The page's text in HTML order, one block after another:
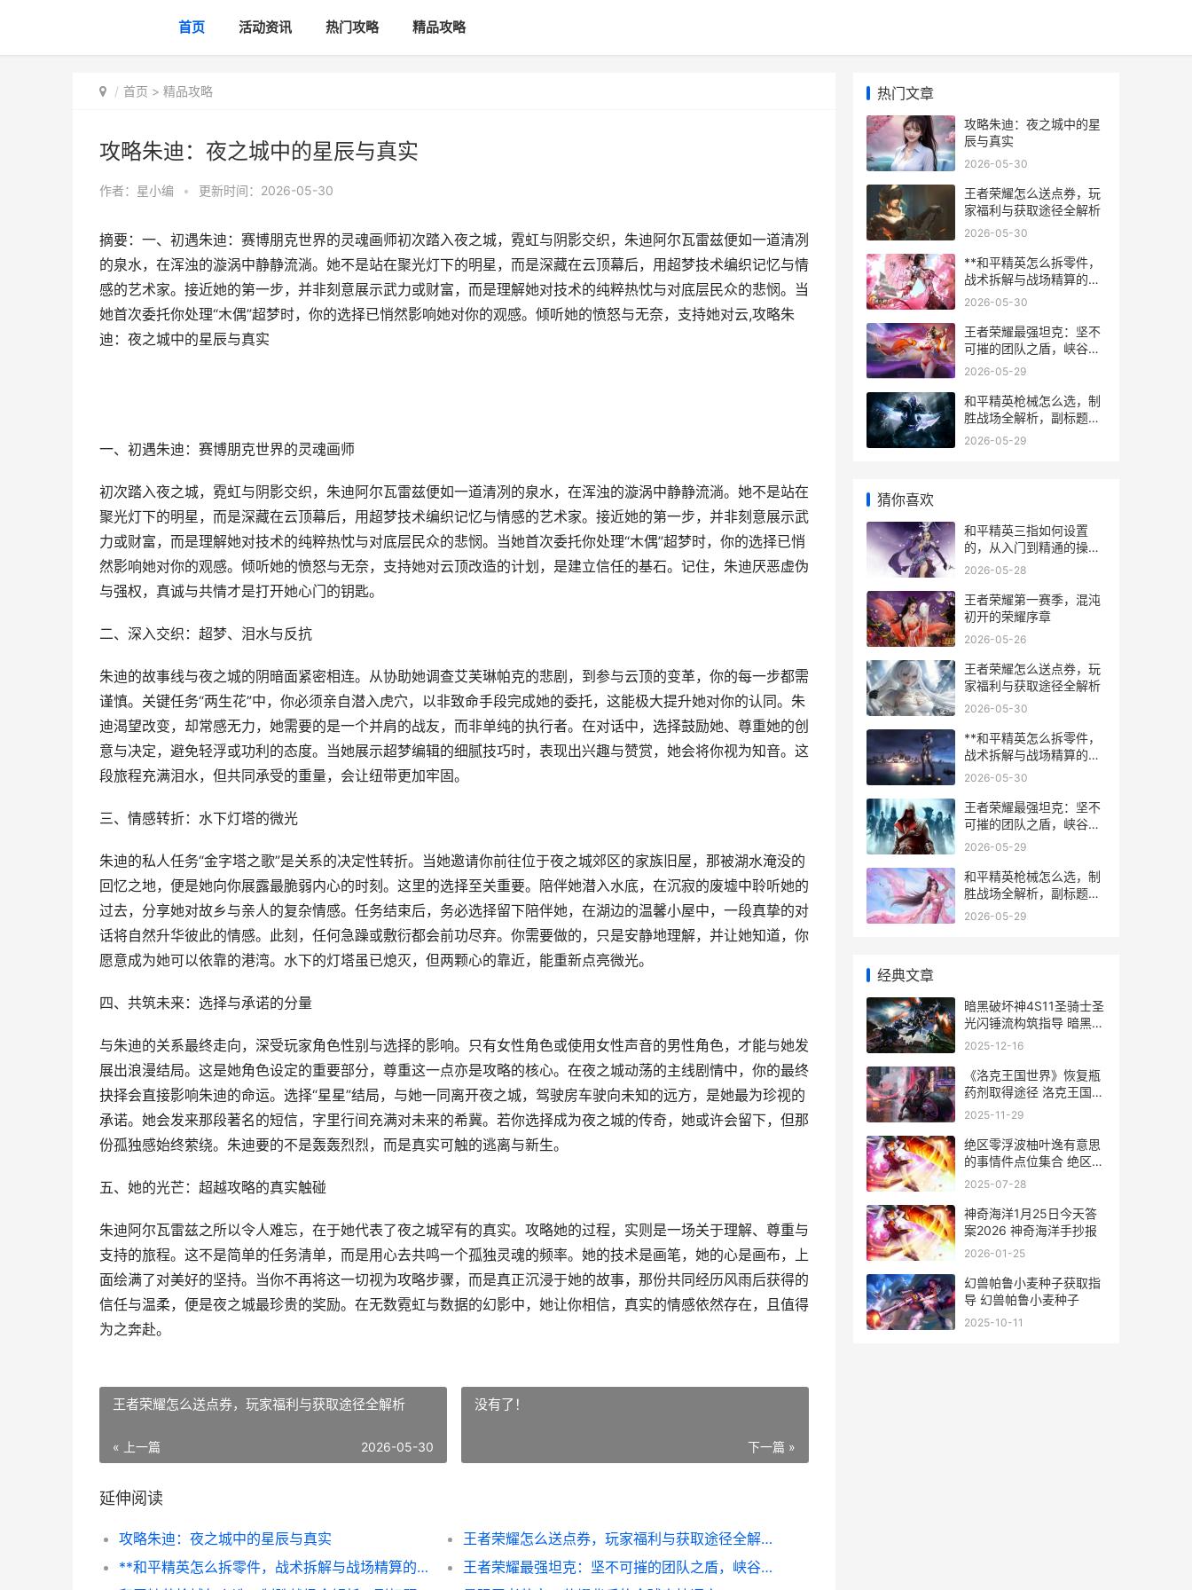
首页 活动资讯 热门攻略 精品攻略
首页 > 精品攻略
攻略朱迪：夜之城中的星辰与真实
作者： 星小编 • 更新时间：2026-05-30
摘要：一、初遇朱迪：赛博朋克世界的灵魂画师初次踏入夜之城，霓虹与阴影交织，朱迪阿尔瓦雷兹便如一道清冽
的泉水，在浑浊的漩涡中静静流淌。她不是站在聚光灯下的明星，而是深藏在云顶幕后，用超梦技术编织记忆与情
感的艺术家。接近她的第一步，并非刻意展示武力或财富，而是理解她对技术的纯粹热忱与对底层民众的悲悯。当
她首次委托你处理“木偶”超梦时，你的选择已悄然影响她对你的观感。倾听她的愤怒与无奈，支持她对云,攻略朱
迪：夜之城中的星辰与真实
一、初遇朱迪：赛博朋克世界的灵魂画师
初次踏入夜之城，霓虹与阴影交织，朱迪阿尔瓦雷兹便如一道清冽的泉水，在浑浊的漩涡中静静流淌。她不是站在
聚光灯下的明星，而是深藏在云顶幕后，用超梦技术编织记忆与情感的艺术家。接近她的第一步，并非刻意展示武
力或财富，而是理解她对技术的纯粹热忱与对底层民众的悲悯。当她首次委托你处理“木偶”超梦时，你的选择已悄
然影响她对你的观感。倾听她的愤怒与无奈，支持她对云顶改造的计划，是建立信任的基石。记住，朱迪厌恶虚伪
与强权，真诚与共情才是打开她心门的钥匙。
二、深入交织：超梦、泪水与反抗
朱迪的故事线与夜之城的阴暗面紧密相连。从协助她调查艾芙琳帕克的悲剧，到参与云顶的变革，你的每一步都需
谨慎。关键任务“两生花”中，你必须亲自潜入虎穴，以非致命手段完成她的委托，这能极大提升她对你的认同。朱
迪渴望改变，却常感无力，她需要的是一个并肩的战友，而非单纯的执行者。在对话中，选择鼓励她、尊重她的创
意与决定，避免轻浮或功利的态度。当她展示超梦编辑的细腻技巧时，表现出兴趣与赞赏，她会将你视为知音。这
段旅程充满泪水，但共同承受的重量，会让纽带更加牢固。
三、情感转折：水下灯塔的微光
朱迪的私人任务“金字塔之歌”是关系的决定性转折。当她邀请你前往位于夜之城郊区的家族旧屋，那被湖水淹没的
回忆之地，便是她向你展露最脆弱内心的时刻。这里的选择至关重要。陪伴她潜入水底，在沉寂的废墟中聆听她的
过去，分享她对故乡与亲人的复杂情感。任务结束后，务必选择留下陪伴她，在湖边的温馨小屋中，一段真挚的对
话将自然升华彼此的情感。此刻，任何急躁或敷衍都会前功尽弃。你需要做的，只是安静地理解，并让她知道，你
愿意成为她可以依靠的港湾。水下的灯塔虽已熄灭，但两颗心的靠近，能重新点亮微光。
四、共筑未来：选择与承诺的分量
与朱迪的关系最终走向，深受玩家角色性别与选择的影响。只有女性角色或使用女性声音的男性角色，才能与她发
展出浪漫结局。这是她角色设定的重要部分，尊重这一点亦是攻略的核心。在夜之城动荡的主线剧情中，你的最终
抉择会直接影响朱迪的命运。选择“星星”结局，与她一同离开夜之城，驾驶房车驶向未知的远方，是她最为珍视的
承诺。她会发来那段著名的短信，字里行间充满对未来的希冀。若你选择成为夜之城的传奇，她或许会留下，但那
份孤独感始终萦绕。朱迪要的不是轰轰烈烈，而是真实可触的逃离与新生。
五、她的光芒：超越攻略的真实触碰
朱迪阿尔瓦雷兹之所以令人难忘，在于她代表了夜之城罕有的真实。攻略她的过程，实则是一场关于理解、尊重与
支持的旅程。这不是简单的任务清单，而是用心去共鸣一个孤独灵魂的频率。她的技术是画笔，她的心是画布，上
面绘满了对美好的坚持。当你不再将这一切视为攻略步骤，而是真正沉浸于她的故事，那份共同经历风雨后获得的
信任与温柔，便是夜之城最珍贵的奖励。在无数霓虹与数据的幻影中，她让你相信，真实的情感依然存在，且值得
为之奔赴。
王者荣耀怎么送点券，玩家福利与获取途径全解析
« 上一篇 2026-05-30
没有了！
下一篇 »
延伸阅读
攻略朱迪：夜之城中的星辰与真实
王者荣耀怎么送点券，玩家福利与获取途径全解析
**和平精英怎么拆零件，战术拆解与战场精算的艺术，副标题，从舔包到配装的深度策略解析**
王者荣耀最强坦克：坚不可摧的团队之盾，峡谷生存的终极哲学
热门文章
攻略朱迪：夜之城中的星
辰与真实
2026-05-30
王者荣耀怎么送点券，玩
家福利与获取途径全解析
2026-05-30
**和平精英怎么拆零件，
战术拆解与战场精算的艺
术，副标题，从舔包到配
2026-05-30
王者荣耀最强坦克：坚不
可摧的团队之盾，峡谷生
存的终极哲学
2026-05-29
和平精英枪械怎么选，制
胜战场全解析，副标题，
资深玩家的实战武器经
2026-05-29
猜你喜欢
和平精英三指如何设置
的，从入门到精通的操控
革新
2026-05-28
王者荣耀第一赛季，混沌
初开的荣耀序章
2026-05-26
王者荣耀怎么送点券，玩
家福利与获取途径全解析
2026-05-30
**和平精英怎么拆零件，
战术拆解与战场精算的艺
术，副标题，从舔包到配
2026-05-30
王者荣耀最强坦克：坚不
可摧的团队之盾，峡谷生
存的终极哲学
2026-05-29
和平精英枪械怎么选，制
胜战场全解析，副标题，
资深玩家的实战武器经
2026-05-29
经典文章
暗黑破坏神4S11圣骑士圣
光闪锤流构筑指导 暗黑破
坏神4s11赛季什么时候开
2025-12-16
《洛克王国世界》恢复瓶
药剂取得途径 洛克王国世
界wiki
2025-11-29
绝区零浮波柚叶逸有意思
的事情件点位集合 绝区零
浮波柚叶和爱丽丝是什么
2025-07-28
神奇海洋1月25日今天答
案2026 神奇海洋手抄报
2026-01-25
幻兽帕鲁小麦种子获取指
导 幻兽帕鲁小麦种子
2025-10-11